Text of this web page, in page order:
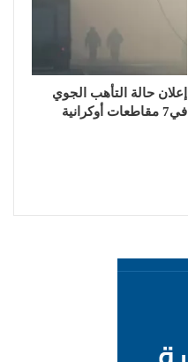
إعلان حالة التأهب الجوي
في7 مقاطعات أوكرانية